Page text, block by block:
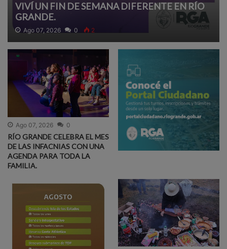
VIVÍ UN FIN DE SEMANA DIFERENTE EN RÍO
GRANDE.
Ago 07, 2026 0 2
Ago 07, 2026 0
RÍO GRANDE CELEBRA EL MES
DE LAS INFACNIAS CON UNA
AGENDA PARA TODA LA
FAMILIA.